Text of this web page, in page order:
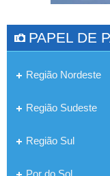
PAPEL DE
Região Nordeste
Região Sudeste
Região Sul
Por do Sol